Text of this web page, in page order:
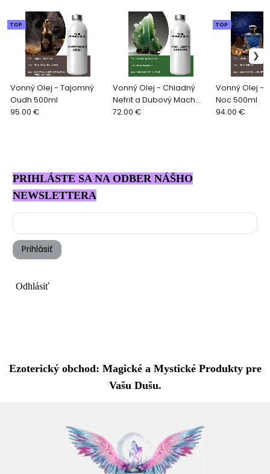
Vonný Olej - Tajomný
Oudh 500ml
TOP
95.00 €
Vonný Olej - Chladný
Nefrit a Dubový Mach
500ml
72.00 €
Vonný Olej -
Noc 500ml
TOP
94.00 €
PRIHLÁSTE SA NA ODBER NÁŠHO
NEWSLETTERA
Prihlásiť
Odhlásiť
Ezoterický obchod: Magické a Mystické Produkty pre
Vašu Dušu.